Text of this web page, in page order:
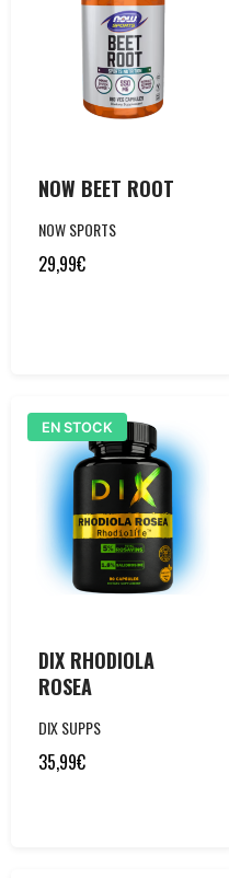
NOW BEET ROOT
NOW SPORTS
29,99€
EN STOCK
DIX RHODIOLA
ROSEA
DIX SUPPS
35,99€